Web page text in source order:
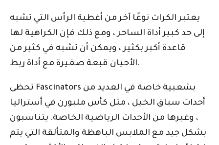
يعتبر الكرات نوعًا آخر من أغطية الرأس التي تشبه
إلى حد كبير أداة الساحر ، ومع ذلك فإن الكراهية لها
قاعدة أكبر بكثير ، ويمكن أن تشبه في كثير من
الأحيان قبعة صغيرة مع أداة ربط.
تحظى Fascinators بشعبية خاصة في العديد من
أحداث سباق الخيل ، مثل كأس ملبورن في أستراليا
، وغيرها من الأحداث الرياضية الخاصة. يتناسبون
بشكل جيد مع الملابس الباهظة والمتألقة التي يتم